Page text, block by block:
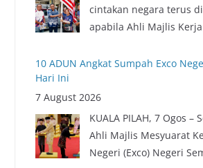
7 August 2026
KUALA PILAH, 7 Ogos –
Negeri (Exco) Negeri